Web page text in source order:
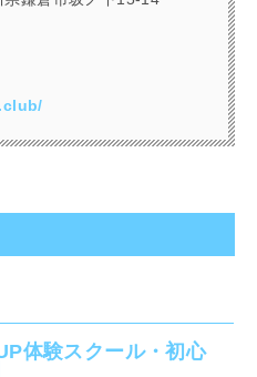
体験スクール・初心